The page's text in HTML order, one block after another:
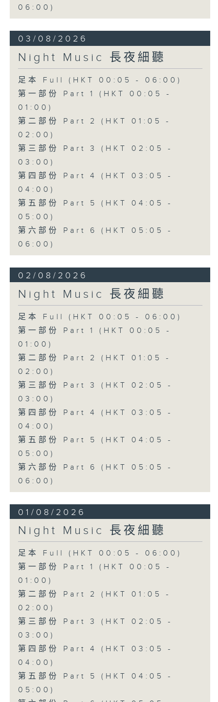
06:00)
03/08/2026
Night Music 長夜細聽
足本 Full (HKT 00:05 - 06:00)
第一部份 Part 1 (HKT 00:05 -
01:00)
第二部份 Part 2 (HKT 01:05 -
02:00)
第三部份 Part 3 (HKT 02:05 -
03:00)
第四部份 Part 4 (HKT 03:05 -
04:00)
第五部份 Part 5 (HKT 04:05 -
05:00)
第六部份 Part 6 (HKT 05:05 -
06:00)
02/08/2026
Night Music 長夜細聽
足本 Full (HKT 00:05 - 06:00)
第一部份 Part 1 (HKT 00:05 -
01:00)
第二部份 Part 2 (HKT 01:05 -
02:00)
第三部份 Part 3 (HKT 02:05 -
03:00)
第四部份 Part 4 (HKT 03:05 -
04:00)
第五部份 Part 5 (HKT 04:05 -
05:00)
第六部份 Part 6 (HKT 05:05 -
06:00)
01/08/2026
Night Music 長夜細聽
足本 Full (HKT 00:05 - 06:00)
第一部份 Part 1 (HKT 00:05 -
01:00)
第二部份 Part 2 (HKT 01:05 -
02:00)
第三部份 Part 3 (HKT 02:05 -
03:00)
第四部份 Part 4 (HKT 03:05 -
04:00)
第五部份 Part 5 (HKT 04:05 -
05:00)